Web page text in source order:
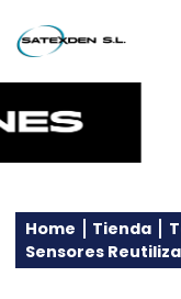
Home Tienda
Sensores